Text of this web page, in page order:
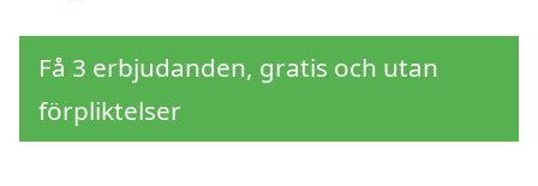
Få 3 erbjudanden, gratis och utan
förpliktelser